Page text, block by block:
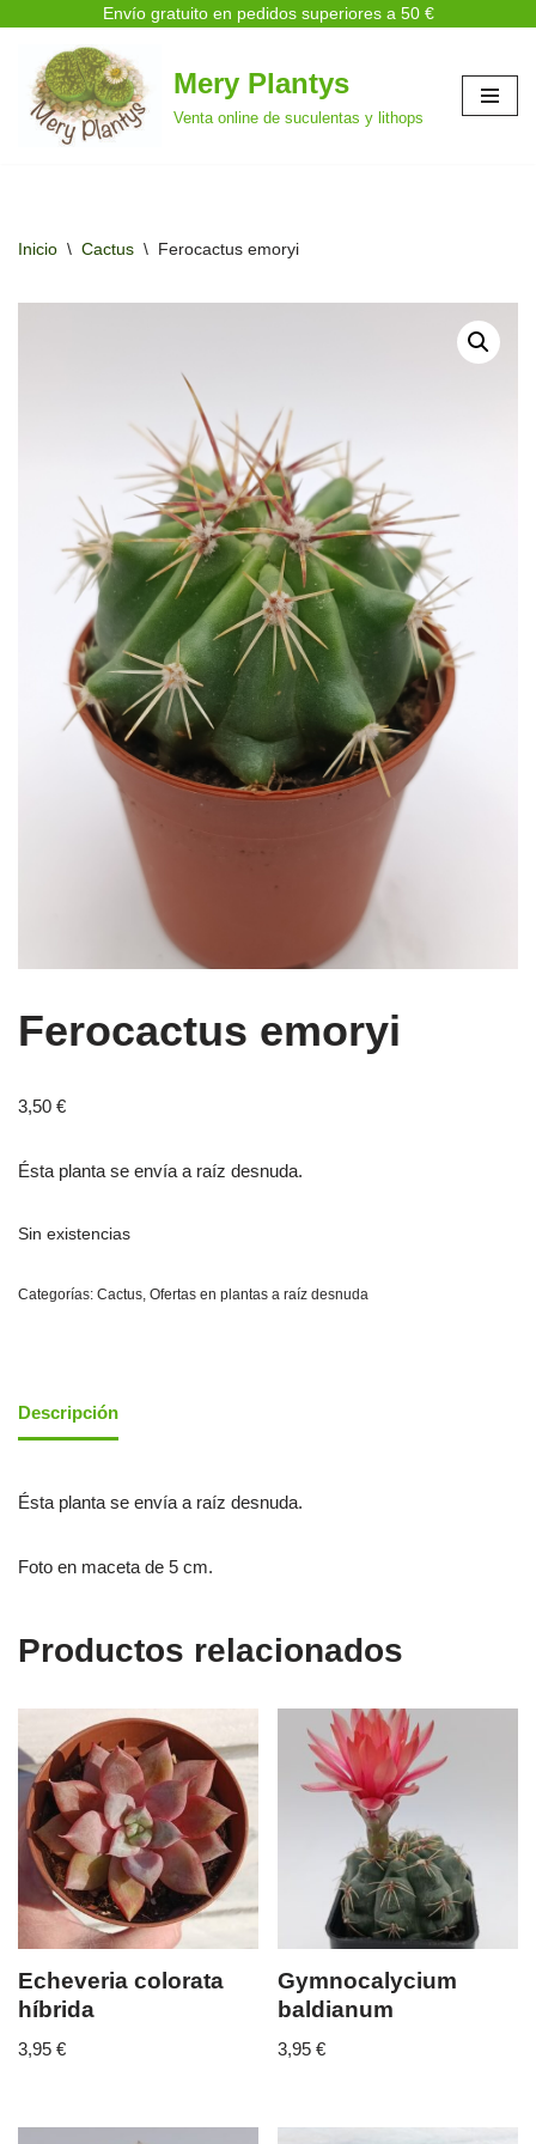
Envío gratuito en pedidos superiores a 50 €
Saltar
al
contenido
Mery Plantys
Venta online de suculentas y lithops
Inicio \ Cactus \ Ferocactus emoryi
Ferocactus emoryi
3,50 €
Ésta planta se envía a raíz desnuda.
Sin existencias
Categorías: Cactus, Ofertas en plantas a raíz desnuda
Descripción
Ésta planta se envía a raíz desnuda.
Foto en maceta de 5 cm.
Productos relacionados
Echeveria colorata
híbrida
3,95 €
Gymnocalycium
baldianum
3,95€